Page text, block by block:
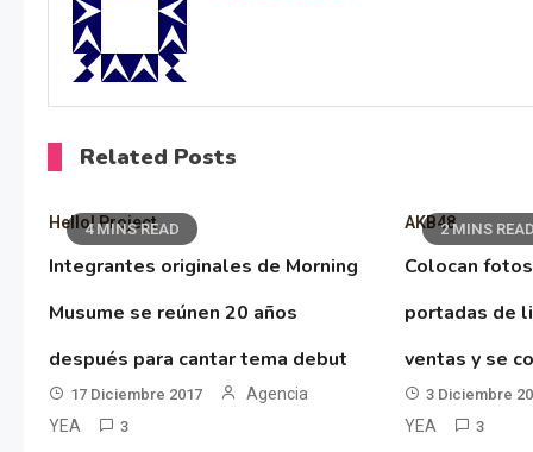
Related Posts
4 MINS READ
Hello! Project
Integrantes originales de Morning
Musume se reúnen 20 años
después para cantar tema debut
17 Diciembre 2017
Agencia
YEA
3
2 MINS READ
AKB48
Colocan
portadas de
ventas y se
3 Diciembre
YEA
3